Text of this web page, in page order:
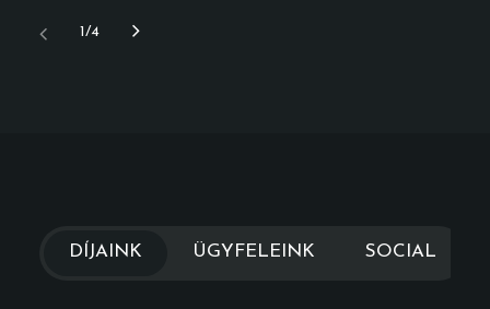
1 4
DÍJAINK ÜGYFELEINK SOCIAL